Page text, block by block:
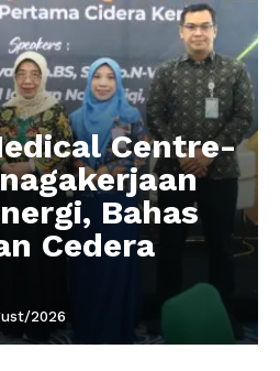
Centre-
Bahas
Cedera
2026